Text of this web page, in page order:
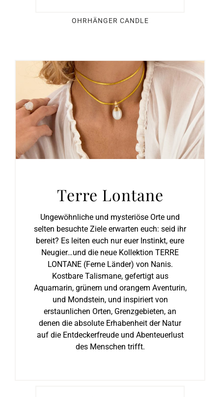
OHRHÄNGER CANDLE
Terre Lontane
Ungewöhnliche und mysteriöse Orte und
selten besuchte Ziele erwarten euch: seid ihr
bereit? Es leiten euch nur euer Instinkt, eure
Neugier…und die neue Kollektion TERRE
LONTANE (Ferne Länder) von Nanis.
Kostbare Talismane, gefertigt aus
Aquamarin, grünem und orangem Aventurin,
und Mondstein, und inspiriert von
erstaunlichen Orten, Grenzgebieten, an
denen die absolute Erhabenheit der Natur
auf die Entdeckerfreude und Abenteuerlust
des Menschen trifft.